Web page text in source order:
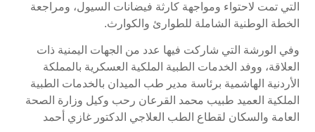
التي تمت لاحتواء ومواجهة كارثة فيضانات السيول، ومراجعة
الخطة الوطنية الشاملة للطوارئ والكوارث.
وفي الورشة التي شاركت فيها عدد من الجهات اليمنية ذات
العلاقة، ووفد الخدمات الطبية الملكية العسكرية بالمملكة
الأردنية الهاشمية برئاسة مدير طب الميدان بالخدمات الطبية
الملكية العميد طبيب محمد القرعان رحب وكيل وزارة الصحة
العامة والسكان لقطاع الطب العلاجي الدكتور غازي أحمد